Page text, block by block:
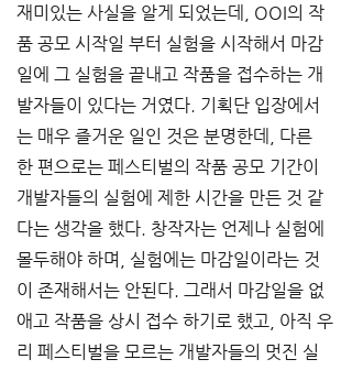
재미있는 사실을 알게 되었는데, OOI의 작
품 공모 시작일 부터 실험을 시작해서 마감
일에 그 실험을 끝내고 작품을 접수하는 개
발자들이 있다는 거였다. 기획단 입장에서
는 매우 즐거운 일인 것은 분명한데, 다른
한 편으로는 페스티벌의 작품 공모 기간이
개발자들의 실험에 제한 시간을 만든 것 같
다는 생각을 했다. 창작자는 언제나 실험에
몰두해야 하며, 실험에는 마감일이라는 것
이 존재해서는 안된다. 그래서 마감일을 없
애고 작품을 상시 접수 하기로 했고, 아직 우
리 페스티벌을 모르는 개발자들의 멋진 실